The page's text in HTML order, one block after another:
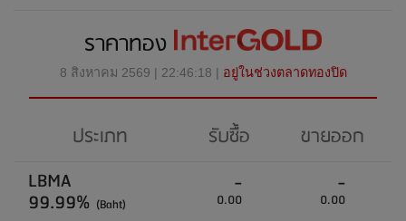
ราคาทอง
8 สิงหาคม 2569 | 22:46:18 | อยู่ในช่วงตลาดทองปิด
ประเภท รับซื้อ
ขายออก
LBMA
99.99% (Baht)
-
0.00
-
0.00